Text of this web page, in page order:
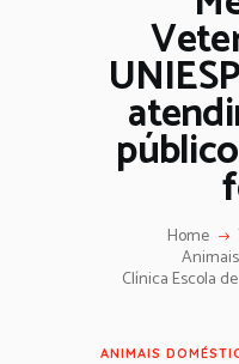
Home
Clínica Escola
COTIDIANO
OPINIÃO
PODER
SOBRE
ANIMAIS